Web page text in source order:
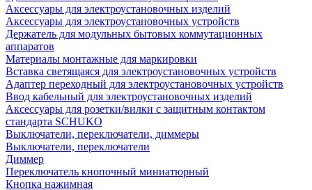
Аксессуары для электроустановочных изделий
Аксессуары для электроустановочных устройств
Держатель для модульных бытовых коммутационных
аппаратов
Материалы монтажные для маркировки
Вставка светящаяся для электроустановочных устройств
Адаптер переходный для электроустановочных устройств
Ввод кабельный для электроустановочных изделий
Аксессуары для розетки/вилки с защитным контактом
стандарта SCHUKO
Выключатели, переключатели, диммеры
Выключатели, переключатели
Диммер
Переключатель кнопочный миниатюрный
Кнопка нажимная